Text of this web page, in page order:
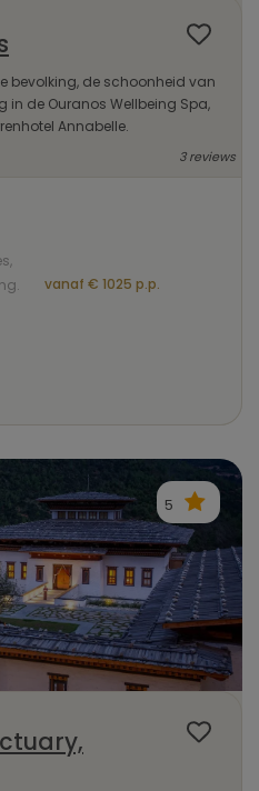
bevolking, de schoonheid van
in de Ouranos Wellbeing Spa,
Annabelle.
3 reviews
vanaf € 1025 p.p.
5